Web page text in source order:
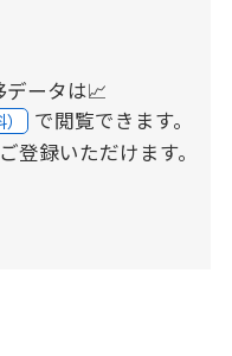
ータは📈
） で閲覧できます。
登録いただけます。